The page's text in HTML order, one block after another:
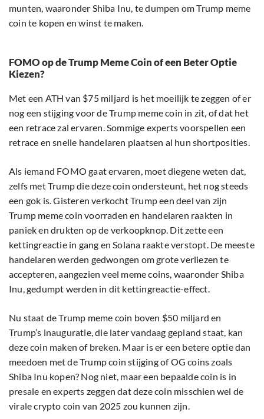
munten, waaronder Shiba Inu, te dumpen om Trump meme
coin te kopen en winst te maken.
FOMO op de Trump Meme Coin of een Beter Optie
Kiezen?
Met een ATH van $75 miljard is het moeilijk te zeggen of er
nog een stijging voor de Trump meme coin in zit, of dat het
een retrace zal ervaren. Sommige experts voorspellen een
retrace en snelle handelaren plaatsen al hun shortposities.
Als iemand FOMO gaat ervaren, moet diegene weten dat,
zelfs met Trump die deze coin ondersteunt, het nog steeds
een gok is. Gisteren verkocht Trump een deel van zijn
Trump meme coin voorraden en handelaren raakten in
paniek en drukten op de verkoopknop. Dit zette een
kettingreactie in gang en Solana raakte verstopt. De meeste
handelaren werden gedwongen om grote verliezen te
accepteren, aangezien veel meme coins, waaronder Shiba
Inu, gedumpt werden in dit kettingreactie-effect.
Nu staat de Trump meme coin boven $50 miljard en
Trump’s inauguratie, die later vandaag gepland staat, kan
deze coin maken of breken. Maar is er een betere optie dan
meedoen met de Trump coin stijging of OG coins zoals
Shiba Inu kopen? Nog niet, maar een bepaalde coin is in
presale en experts zeggen dat deze coin misschien wel de
virale crypto coin van 2025 zou kunnen zijn.